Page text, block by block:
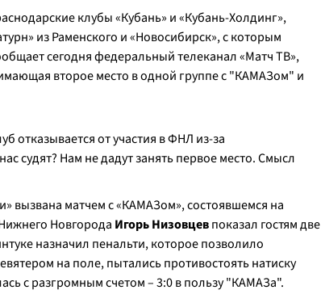
клубы «Кубань» и «Кубань-Холдинг»,
из Раменского и «Новосибирск», с которым
сегодня федеральный телеканал «Матч ТВ»,
второе место в одной группе с "КАМАЗом" и
отказывается от участия в ФНЛ из-за
судят? Нам не дадут занять первое место. Смысл
вызвана матчем с «КАМАЗом», состоявшемся на
Новгорода Игорь Низовцевпоказал гостям две
назначил пенальти, которое позволило
на поле, пытались противостоять натиску
с разгромным счетом – 3:0 в пользу "КАМАЗа".